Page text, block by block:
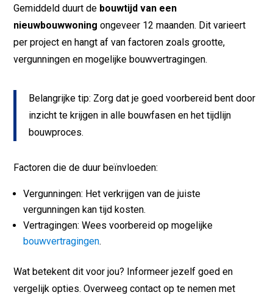
Gemiddeld duurt de bouwtijd van een
nieuwbouwwoning ongeveer 12 maanden. Dit varieert
per project en hangt af van factoren zoals grootte,
vergunningen en mogelijke bouwvertragingen.
Belangrijke tip: Zorg dat je goed voorbereid bent door
inzicht te krijgen in alle bouwfasen en het tijdlijn
bouwproces.
Factoren die de duur beïnvloeden:
Vergunningen: Het verkrijgen van de juiste
vergunningen kan tijd kosten.
Vertragingen: Wees voorbereid op mogelijke
bouwvertragingen.
Wat betekent dit voor jou? Informeer jezelf goed en
vergelijk opties. Overweeg contact op te nemen met